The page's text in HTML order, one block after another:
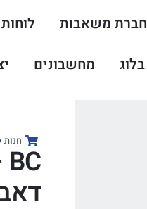
חברת משאבות
בלוג מחשבונים
חנות